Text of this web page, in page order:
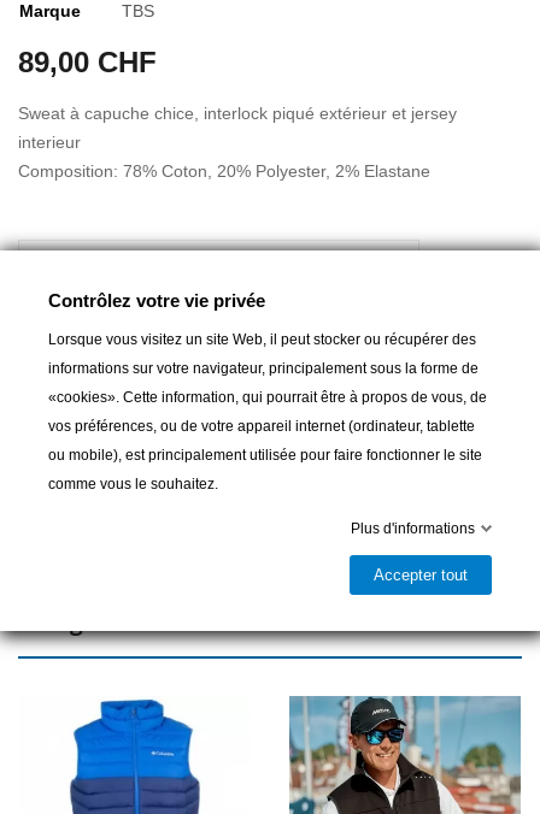
Marque
TBS
89,00 CHF
Sweat à capuche chice, interlock piqué extérieur et jersey
interieur
Composition: 78% Coton, 20% Polyester, 2% Elastane
Ajouter au panier
Dernier article en stock
16 autres produits dans la même
Contrôlez votre vie privée
Lorsque vous visitez un site Web, il peut stocker ou récupérer des
informations sur votre navigateur, principalement sous la forme de
«cookies». Cette information, qui pourrait être à propos de vous, de
vos préférences, ou de votre appareil internet (ordinateur, tablette
ou mobile), est principalement utilisée pour faire fonctionner le site
comme vous le souhaitez.
Plus d'informations
Accepter tout